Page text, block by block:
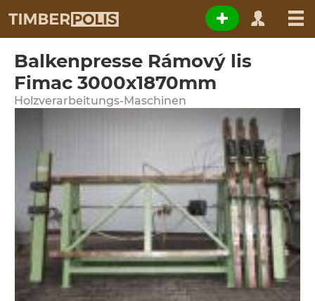
Balkenpresse Rámový lis
Fimac 3000x1870mm
Holzverarbeitungs-Maschinen